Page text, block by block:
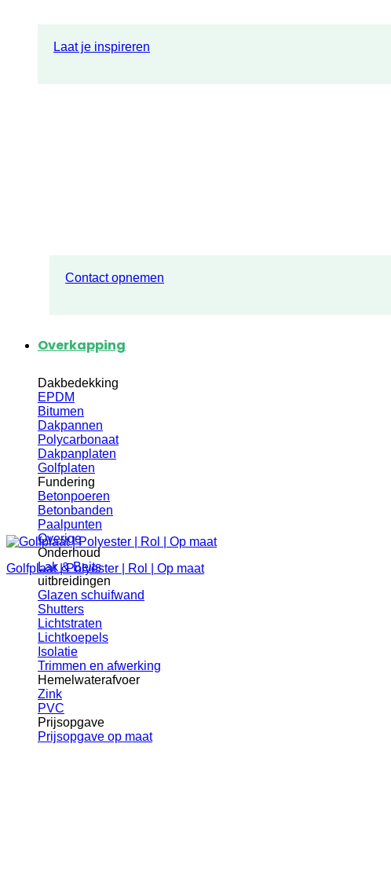
Laat je inspireren
Contact opnemen
Overkapping
Dakbedekking
EPDM
Bitumen
Dakpannen
Polycarbonaat
Dakpanplaten
Golfplaten
Fundering
Betonpoeren
Betonbanden
Paalpunten
Overige
Onderhoud
Lak & Beits
uitbreidingen
Glazen schuifwand
Shutters
Lichtstraten
Lichtkoepels
Isolatie
Trimmen en afwerking
Hemelwaterafvoer
Zink
PVC
Prijsopgave
Prijsopgave op maat
Golfplaat | Polyester | Rol | Op maat